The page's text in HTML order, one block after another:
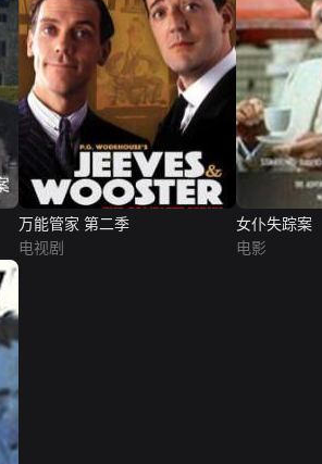
万能管家 第二季
电视剧
女仆失踪案
电影